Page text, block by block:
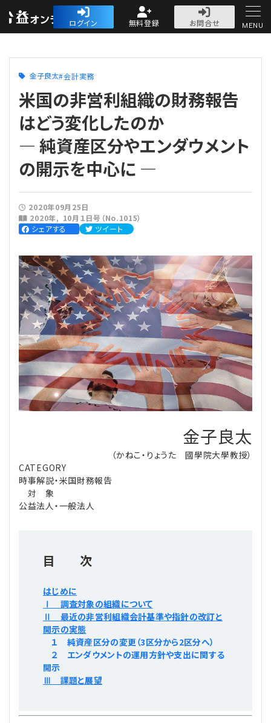
公益・一般法人オ
ログイン 無料登録
お問合せ
人気記事
法人運営
法人運営
理事会
評議員会・社員総会
理事・監事
評議員
登記関連
定款関連
会計・税務
会計・税務
定期提出書類
会計処理
寄附
税務
インボイス
労務
労務管理
給与計算
法改正-労務
法務
法務
利益相反取引
個人情報
法改正-法務
経営
経営
資産運用
IT
連載
連載
論壇
【連載】オピニオンリーダーのnote
【連載】公益法人運営実務の処方箋
【連載】公益法人のための「新公益信託」活用戦略
【連載】公益法人制度のリアル
【連載】これからの時代の資産運用
【連載】採用・定着・育成のための人事戦略
【連載】事例に学ぶ立入検査で想定される指摘事項
【連載】シェアコモン200インタビュー
【連載】実務と税務のポイント
【連載】テーマで紐解く逆引きガイドライン
【連載】悩みと向き合う経営学
【連載】非営利法人AtoZei
無料記事
専門誌一覧
プライバシーポリシー
MENU
金子良太 会計実務
米国の非営利組織の財務報告
はどう変化したのか
― 純資産区分やエンダウメント
の開示を中心に ―
2020年09月25日
2020年
10月１日号（No.1015）
シェアする
ツイート
金子良太
（かねこ・りょうた 國學院大學教授）
CATEGORY
時事解説・米国財務報告
対 象
公益法人・一般法人
目 次
はじめに
Ⅰ 調査対象の組織について
Ⅱ 最近の非営利組織会計基準や指針の改訂と
開示の実態
１ 純資産区分の変更（3区分から2区分へ）
２ エンダウメントの運用方針や支出に関する
開示
Ⅲ 課題と展望